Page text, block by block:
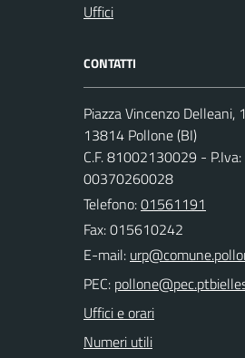
Uffici
CONTATTI
Piazza Vincenzo Delleani, 1
13814 Pollone (BI)
C.F. 81002130029 - P.Iva:
00370260028
Telefono:01561191
Fax: 015610242
E-mail:
PEC:
Uffici e orari
Numeri utili